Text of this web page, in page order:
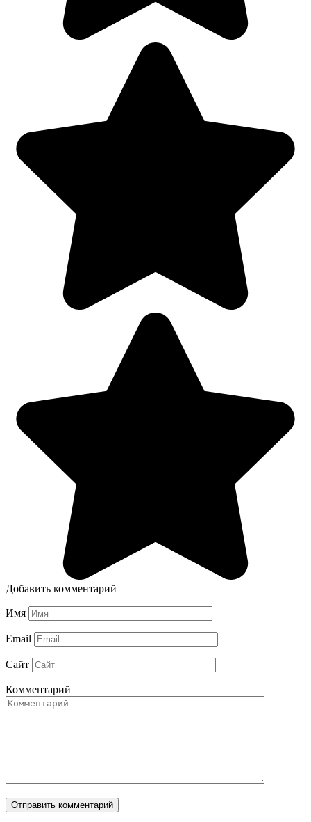
Добавить комментарий
Имя
Email
Сайт
Комментарий